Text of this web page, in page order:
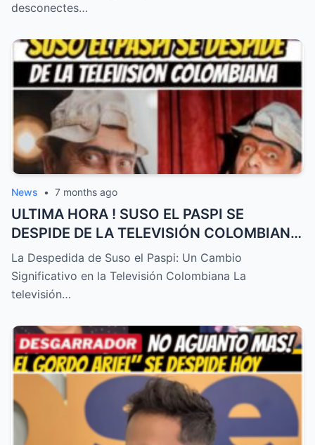
desconectes…
News • 7 months ago
ULTIMA HORA ! SUSO EL PASPI SE
DESPIDE DE LA TELEVISIÓN COLOMBIANA
! TRISTE NOTICIA HOY – HTT
La Despedida de Suso el Paspi: Un Cambio
Significativo en la Televisión Colombiana La
televisión…